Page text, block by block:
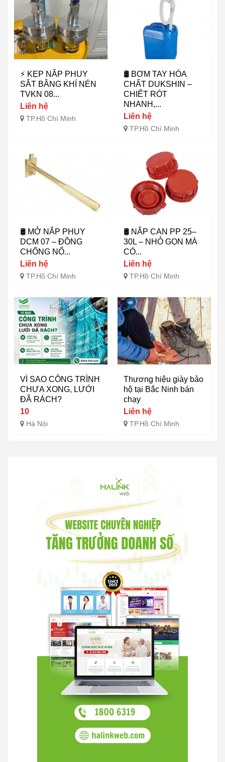
⚡ KẸP NẮP PHUY
SẮT BẰNG KHÍ NÉN
TVKN 08...
Liên hệ
TP.Hồ Chí Minh
🛢️ BƠM TAY HÓA
CHẤT DUKSHIN –
CHIẾT RÓT
NHANH,...
Liên hệ
TP.Hồ Chí Minh
🛢️ MỞ NẮP PHUY
DCM 07 – ĐỒNG
CHỐNG NỔ...
Liên hệ
TP.Hồ Chí Minh
🛢️ NẮP CAN PP 25–
30L – NHỎ GỌN MÀ
CÓ...
Liên hệ
TP.Hồ Chí Minh
VÌ SAO CÔNG TRÌNH
CHƯA XONG, LƯỚI
ĐÃ RÁCH?
10
Hà Nội
Thương hiệu giày bảo
hộ tại Bắc Ninh bán
chạy
Liên hệ
TP.Hồ Chí Minh